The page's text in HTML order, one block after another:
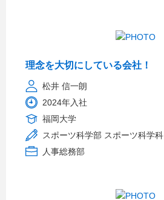
理念を大切にしている会社！
松井 信一朗
2024年入社
福岡大学
スポーツ科学部 スポーツ科学科
人事総務部